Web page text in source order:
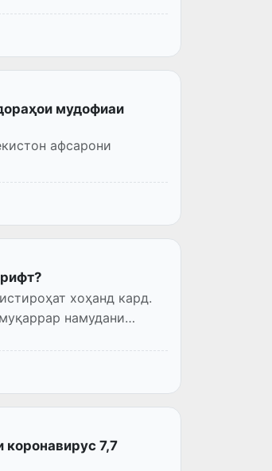
мудофиаи
афсарони
хоҳанд кард.
намудани
7,7